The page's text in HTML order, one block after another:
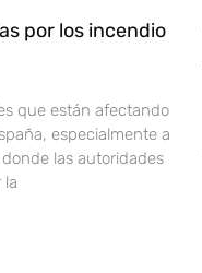
por los incendio
que están afectando
especialmente a
las autoridades
la